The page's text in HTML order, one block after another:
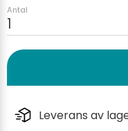
Antal
Leverans av